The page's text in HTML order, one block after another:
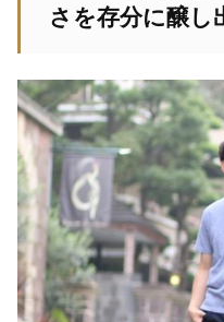
さを存分に醸し